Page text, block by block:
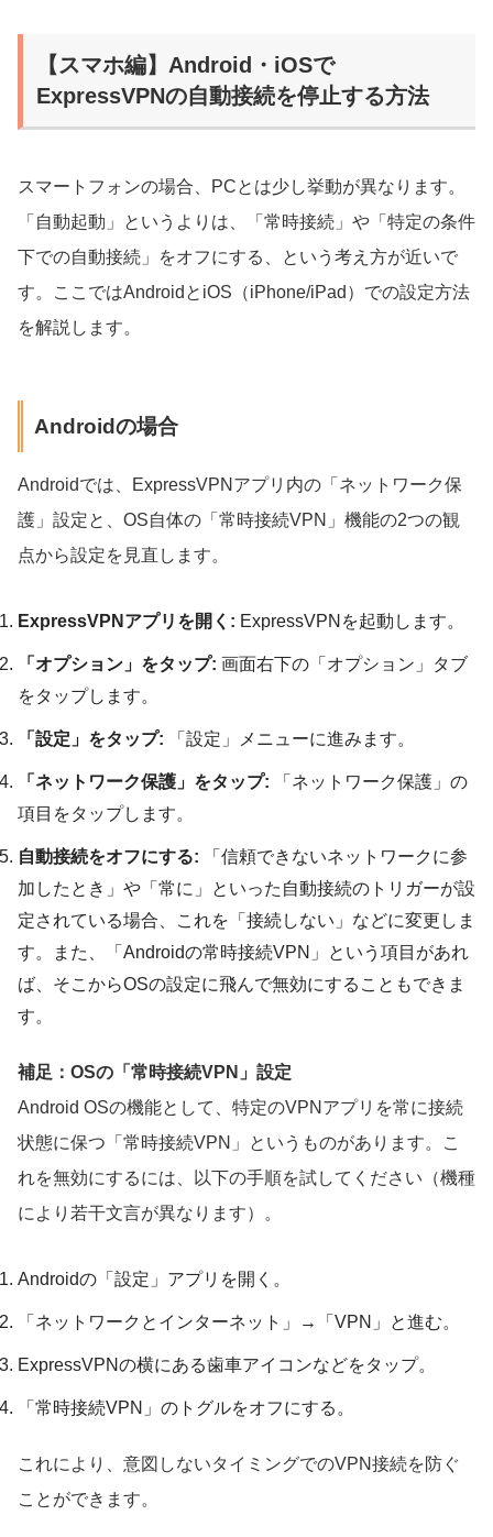
【スマホ編】Android・iOSで
ExpressVPNの自動接続を停止する方法
スマートフォンの場合、PCとは少し挙動が異なります。
「自動起動」というよりは、「常時接続」や「特定の条件
下での自動接続」をオフにする、という考え方が近いで
す。ここではAndroidとiOS（iPhone/iPad）での設定方法
を解説します。
Androidの場合
Androidでは、ExpressVPNアプリ内の「ネットワーク保
護」設定と、OS自体の「常時接続VPN」機能の2つの観
点から設定を見直します。
ExpressVPNアプリを開く: ExpressVPNを起動します。
「オプション」をタップ: 画面右下の「オプション」タブ
をタップします。
「設定」をタップ: 「設定」メニューに進みます。
「ネットワーク保護」をタップ: 「ネットワーク保護」の
項目をタップします。
自動接続をオフにする: 「信頼できないネットワークに参
加したとき」や「常に」といった自動接続のトリガーが設
定されている場合、これを「接続しない」などに変更しま
す。また、「Androidの常時接続VPN」という項目があれ
ば、そこからOSの設定に飛んで無効にすることもできま
す。
補足：OSの「常時接続VPN」設定
Android OSの機能として、特定のVPNアプリを常に接続
状態に保つ「常時接続VPN」というものがあります。こ
れを無効にするには、以下の手順を試してください（機種
により若干文言が異なります）。
Androidの「設定」アプリを開く。
「ネットワークとインターネット」→「VPN」と進む。
ExpressVPNの横にある歯車アイコンなどをタップ。
「常時接続VPN」のトグルをオフにする。
これにより、意図しないタイミングでのVPN接続を防ぐ
ことができます。